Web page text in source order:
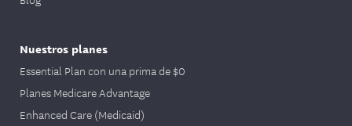
Nuestros planes
Essential Plan con una prima de $0
Planes Medicare Advantage
Enhanced Care (Medicaid)